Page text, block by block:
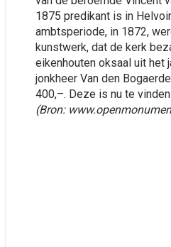
1875 predikant is in
ambtsperiode, in 1872,
kunstwerk, dat de kerk
eikenhouten oksaal uit het
jonkheer Van den
400,–. Deze is nu te
(Bron: